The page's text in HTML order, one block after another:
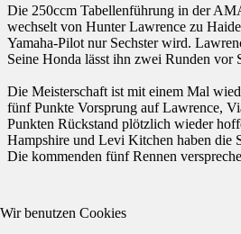
Die 250ccm Tabellenführung in der
wechselt von Hunter Lawrence zu
Yamaha-Pilot nur Sechster wird.
Seine Honda lässt ihn zwei Runden vor
Die Meisterschaft ist mit einem Mal
fünf Punkte Vorsprung auf Lawrence,
Punkten Rückstand plötzlich wieder
Hampshire und Levi Kitchen haben die
Die kommenden fünf Rennen
Wir benutzen Cookies